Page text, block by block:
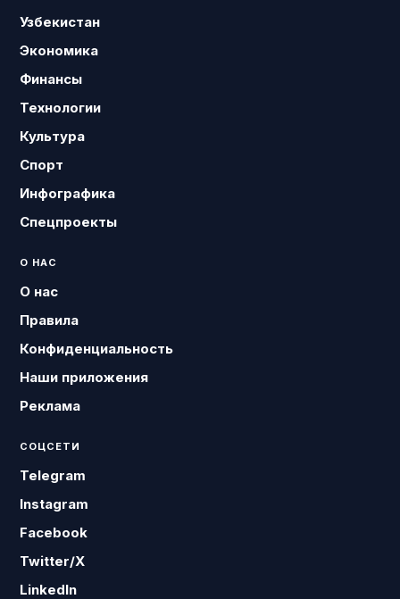
Узбекистан
Экономика
Финансы
Технологии
Культура
Спорт
Инфографика
Спецпроекты
О НАС
О нас
Правила
Конфиденциальность
Наши приложения
Реклама
СОЦСЕТИ
Telegram
Instagram
Facebook
Twitter/X
LinkedIn